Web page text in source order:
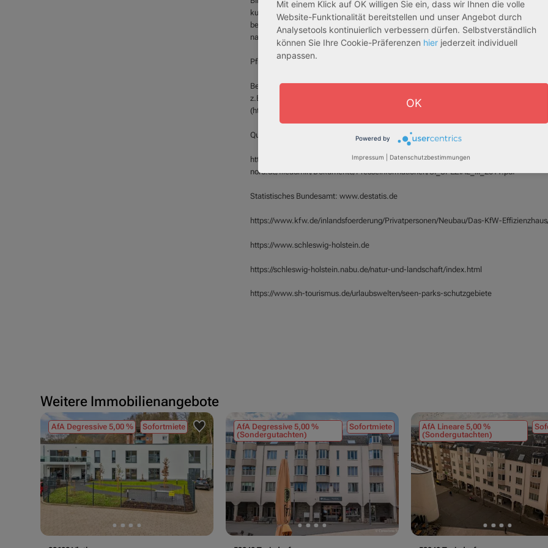
kulturelle Erbe und die zeitgenössische Kunst im Land leben von all jenen, die sie
bewahren, vermitteln und produzieren - für die interessierten Bürger ebenso wie für
nah und fern.“
Pflegeeinrichtungen in Schleswig-Holstein
Bekannte Pflegeeinrichtungen in Schleswig-Holstein werden von namhaften
z.B. Argentum Pflege (https://argentum-pflege.de) oder Nova Viva GmbH
(https://www.novaviva-gmbh.de) geleitet.
Quellen:
https://www.statistik-
nord.de/fileadmin/Dokumente/Presseinformationen/SI_SPEZIAL_III_2011.pdf
Statistisches Bundesamt: www.destatis.de
https://www.kfw.de/inlandsfoerderung/Privatpersonen/Neubau/Das-KfW-
https://www.schleswig-holstein.de
https://schleswig-holstein.nabu.de/natur-und-landschaft/index.html
https://www.sh-tourismus.de/urlaubswelten/seen-parks-schutzgebiete
Weitere Immobilienangebote
AfA Degressive 5,00 % Sofortmiete
AfA Degressive 5,00 %
(Sondergutachten)
Sofortmiete
AfA Lineare 5,00 %
(Sondergutachten)
Mit einem Klick auf OK willigen Sie ein, dass wir Ihnen die volle
Website-Funktionalität bereitstellen und unser Angebot durch
Analysetools kontinuierlich verbessern dürfen. Selbstverständlich
können Sie Ihre Cookie-Präferenzen hier jederzeit individuell
anpassen.
OK
Powered by
Impressum Datenschutzbestimmungen